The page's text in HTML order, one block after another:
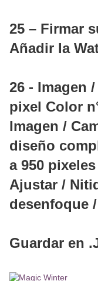
25 – Firmar
Añadir la
26 - Imagen
pixel Color
Imagen /
diseño
a 950
Ajustar /
desenfoque
Guardar en